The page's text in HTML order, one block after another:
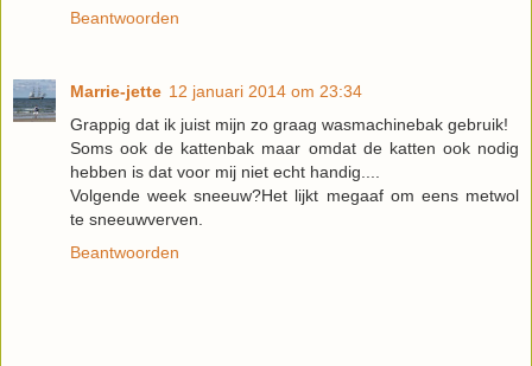
Beantwoorden
Marrie-jette 12 januari 2014 om 23:34
Grappig dat ik juist mijn zo graag wasmachinebak gebruik!
Soms ook de kattenbak maar omdat de katten ook nodig
hebben is dat voor mij niet echt handig....
Volgende week sneeuw?Het lijkt megaaf om eens metwol
te sneeuwverven.
Beantwoorden